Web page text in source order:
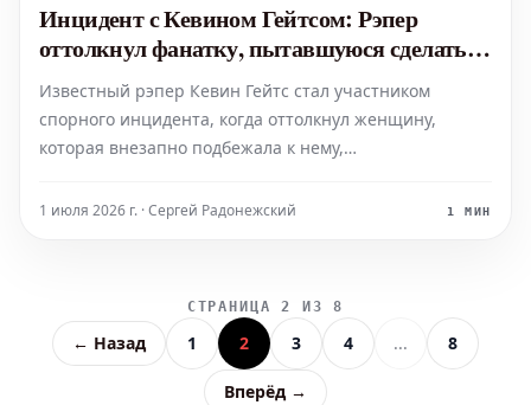
Инцидент с Кевином Гейтсом: Рэпер
оттолкнул фанатку, пытавшуюся сделать
фото
Известный рэпер Кевин Гейтс стал участником
спорного инцидента, когда оттолкнул женщину,
которая внезапно подбежала к нему,
Событие быстро распространилось в социальных
1 июля 2026 г. · Сергей Радонежский 1 МИН
СТРАНИЦА 2 ИЗ 8
← Назад 1 2 3 4 ... 8
Вперёд →